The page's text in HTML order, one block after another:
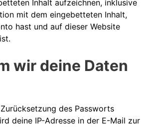
Inhalt aufzeichnen, inklusive
mit dem eingebetteten Inhalt,
hast und auf dieser Website
wir deine Daten
des Passworts
deine IP-Adresse in der E-Mail zur